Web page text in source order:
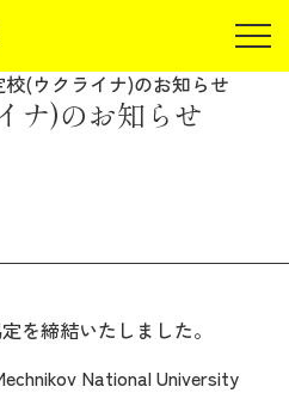
在学生の方
卒業生の方
地域・一般の方
JP
保証人の方
(ウクライナ)のお知らせ
ナ)のお知らせ
を締結いたしました。
National University